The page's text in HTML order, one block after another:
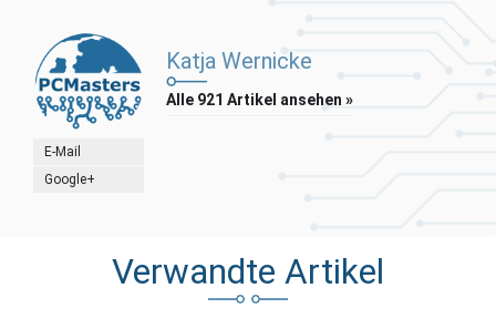
E-Mail
Google+
Katja Wernicke
Alle 921 Artikel ansehen »
Verwandte Artikel